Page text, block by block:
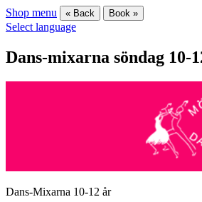
Shop menu « Back Book »
Select language
Dans-mixarna söndag 10-
Dans-Mixarna 10-12 år